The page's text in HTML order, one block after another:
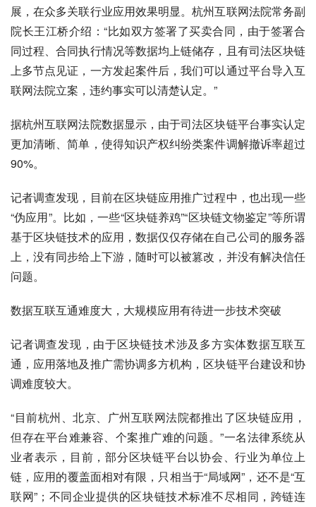
展，在众多关联行业应用效果明显。杭州互联网法院常务副
院长王江桥介绍：“比如双方签署了买卖合同，由于签署合
同过程、合同执行情况等数据均上链储存，且有司法区块链
上多节点见证，一方发起案件后，我们可以通过平台导入互
联网法院立案，违约事实可以清楚认定。”
据杭州互联网法院数据显示，由于司法区块链平台事实认定
更加清晰、简单，使得知识产权纠纷类案件调解撤诉率超过
90%。
记者调查发现，目前在区块链应用推广过程中，也出现一些
“伪应用”。比如，一些“区块链养鸡”“区块链文物鉴定”等所谓
基于区块链技术的应用，数据仅仅存储在自己公司的服务器
上，没有同步给上下游，随时可以被篡改，并没有解决信任
问题。
数据互联互通难度大，大规模应用有待进一步技术突破
记者调查发现，由于区块链技术涉及多方实体数据互联互
通，应用落地及推广需协调多方机构，区块链平台建设和协
调难度较大。
“目前杭州、北京、广州互联网法院都推出了区块链应用，
但存在平台难兼容、个案推广难的问题。”一名法律系统从
业者表示，目前，部分区块链平台以协会、行业为单位上
链，应用的覆盖面相对有限，只相当于“局域网”，还不是“互
联网”；不同企业提供的区块链技术标准不尽相同，跨链连